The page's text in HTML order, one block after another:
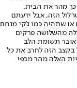
כך מהר את הבית.
הזה, אבל ידעתם
או שתהיה כמו ג'קי מנחם
מהשלושה פרקים
אובר תשומת הלב
בקצב הזה לחרב את כל
האלה מהר מכפי